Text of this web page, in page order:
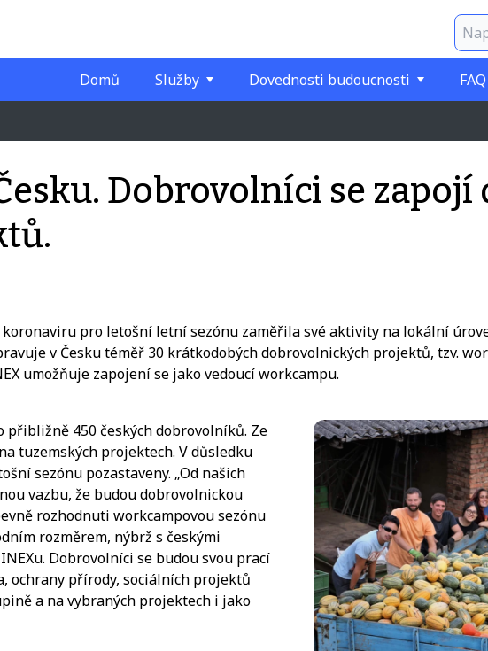
Domů Služby Dovednosti budoucnosti FAQ
Dobrovolníci se zapojí
pro letošní letní sezónu zaměřila své aktivity na lokální
v Česku téměř 30 krátkodobých dobrovolnických projektů, tzv.
umožňuje zapojení se jakovedoucí workcampu.
přibližně 450 českých dobrovolníků. Ze
tuzemských projektech. V důsledku
sezónu pozastaveny. „Od našich
vazbu, že budou dobrovolnickou
rozhodnuti workcampovou sezónu
rozměrem, nýbrž s českými
Dobrovolníci se budou svou prací
ochrany přírody, sociálních projektů
a na vybraných projektech i jako